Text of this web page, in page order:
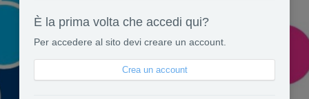
È la prima volta che accedi qui?
Per accedere al sito devi creare un account.
Crea un account